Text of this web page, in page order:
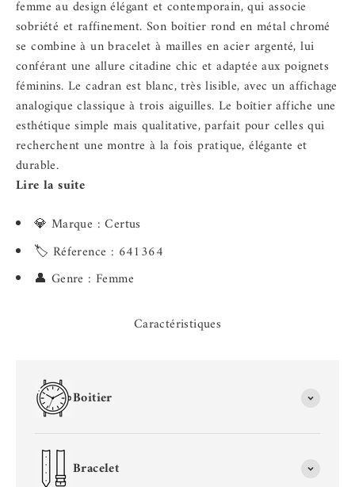
femme au design élégant et contemporain, qui associe
sobriété et raffinement. Son boîtier rond en métal chromé
se combine à un bracelet à mailles en acier argenté, lui
conférant une allure citadine chic et adaptée aux poignets
féminins. Le cadran est blanc, très lisible, avec un affichage
analogique classique à trois aiguilles. Le boîtier affiche une
esthétique simple mais qualitative, parfait pour celles qui
recherchent une montre à la fois pratique, élégante et
durable.
Lire la suite
💎 Marque : Certus
🏷️ Réference : 641364
👤 Genre : Femme
Caractéristiques
Boitier
Bracelet